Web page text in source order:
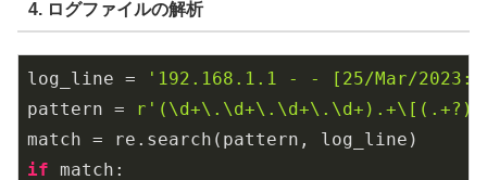
4. ログファイルの解析
log_line =
'192.168.1.1 - - [25/Mar/
pattern =
if match: